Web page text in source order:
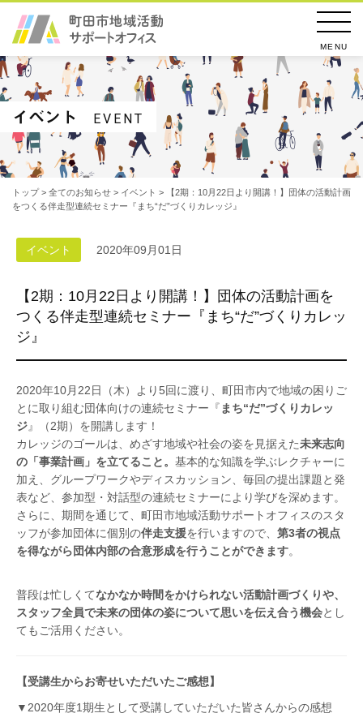
MENU
イベント EVENT
トップ> 全てのお知らせ > イベント > 【2期：10月22日より開講！】団体の活動計画
をつくる伴走型連続セミナー『まち“だ”づくりカレッジ』
イベント 2020年09月01日
【2期：10月22日より開講！】団体の活動計画を
つくる伴走型連続セミナー『まち“だ”づくりカレッ
ジ』
2020年10月22日（木）より5回に渡り、町田市内で地域の困りご
とに取り組む団体向けの連続セミナー『 まち“だ”づくりカレッ
ジ』（2期）を開講します！
カレッジのゴールは、めざす地域や社会の姿を見据えた未来志向
の「事業計画」を立てること。 基本的な知識を学ぶレクチャーに
加え、グループワークやディスカッション、毎回の提出課題と発
表など、参加型・対話型の連続セミナーにより学びを深めます。
さらに、期間を通じて、町田市地域活動サポートオフィスのスタ
ッフが参加団体に個別の伴走支援を行いますので、 第3者の視点
を得ながら団体内部の合意形成を行うことができます。
普段は忙しくてなかなか時間をかけられない活動計画づくりや、
スタッフ全員で未来の団体の姿について思いを伝え合う機会とし
てもご活用ください。
【受講生からお寄せいただいたご感想】
▼2020年度1期生として受講していただいた皆さんからの感想